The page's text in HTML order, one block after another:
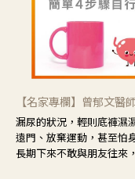
【名家專欄】曾郁文醫
漏尿的狀況，輕則底褲濕
遠門、放棄運動，甚至怕
長期下來不敢與朋友往來